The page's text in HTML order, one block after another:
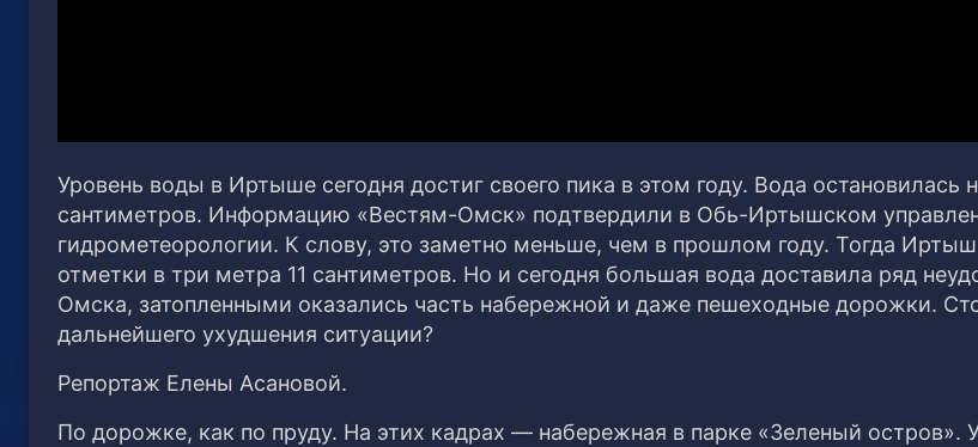
Уровень воды в Иртыше сегодня достиг своего пика в этом году. Вода остановилась
сантиметров. Информацию «Вестям-Омск» подтвердили в Обь-Иртышском
гидрометеорологии. К слову, это заметно меньше, чем в прошлом году. Тогда
отметки в три метра 11 сантиметров. Но и сегодня большая вода доставила ряд
Омска, затопленными оказались часть набережной и даже пешеходные дорожки.
дальнейшего ухудшения ситуации?
Репортаж Елены Асановой.
По дорожке, как по пруду. На этих кадрах — набережная в парке «Зеленый остров».